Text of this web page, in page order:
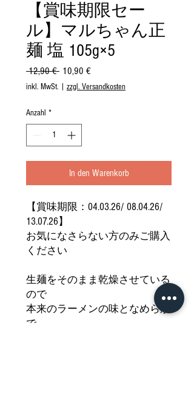
【賞味期限セー
ル】マルちゃん正
麺 塩 105g×5
12,90 € Standardpreis
10,90 €Sale-
Preis
inkl. MwSt. zzgl. Versandkosten
Anzahl *
In den Warenkorb
【賞味期限：04.03.26/ 08.04.26/
13.07.26】
お気になさらない方のみご購入
ください
生麺をそのまま乾燥させている
ので
本来のラーメンの味となめらか
で